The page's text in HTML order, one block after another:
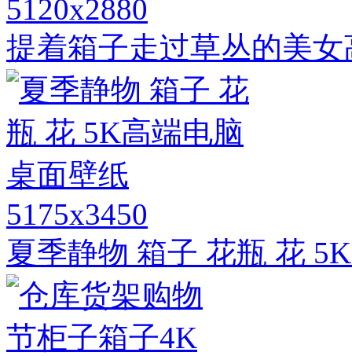
5120x2880
提着箱子走过草丛的美
5175x3450
夏季静物 箱子 花瓶 花